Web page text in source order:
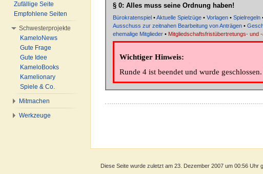
§ 0: Alles muss seine Ordnung haben!
Bürokratenspiel •Aktuelle Spielzüge• Vorlagen• Spielregeln
Ausschuss zur zeitnahen Bearbeitung von Anträgen•
ehemalige Mitglieder• Mitgliedschaftsfristübertretungs- und
Wichtiger Hinweis:
Runde 4 ist beendet und wurde
Zufällige Seite
Empfohlene Seiten
Schwesterprojekte
KameloNews
Gute Frage
Gute Idee
KameloBooks
Kamelionary
Spiele & Co.
Mitmachen
Werkzeuge
Diese Seite wurde zuletzt am 23. Dezember 2007 um 00:56 Uhr